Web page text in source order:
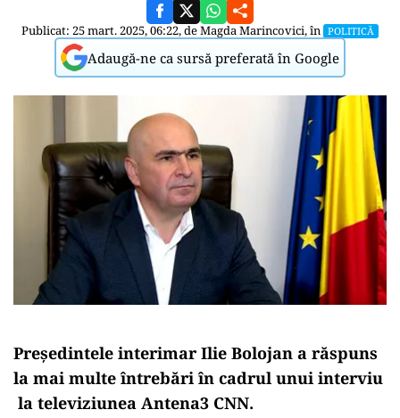
Publicat: 25 mart. 2025, 06:22, deMagda Marincovici, în POLITICĂ
Adaugă-ne ca sursă preferată în Google
Președintele interimar Ilie Bolojan a răspuns
la mai multe întrebări în cadrul unui interviu
la televiziunea Antena3 CNN.